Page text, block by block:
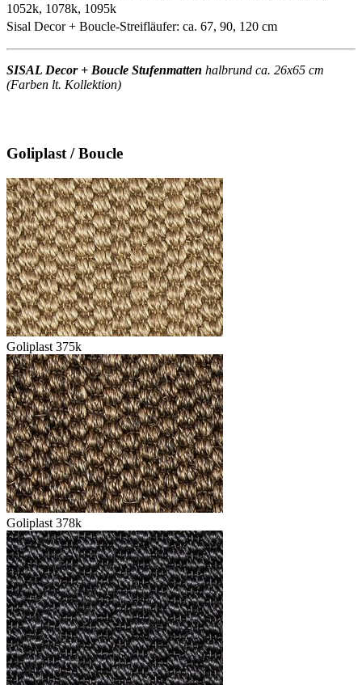
1052k, 1078k, 1095k
Sisal Decor + Boucle-Streifläufer: ca. 67, 90, 120 cm
SISAL Decor + Boucle Stufenmatten halbrund ca. 26x65 cm
(Farben lt. Kollektion)
Goliplast / Boucle
Goliplast 375k
Goliplast 378k